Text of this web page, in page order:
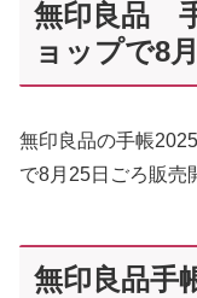
無印良品
ョップで8
無印良品の手帳
で8月25日ごろ販売
無印良品手